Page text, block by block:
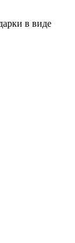
в виде